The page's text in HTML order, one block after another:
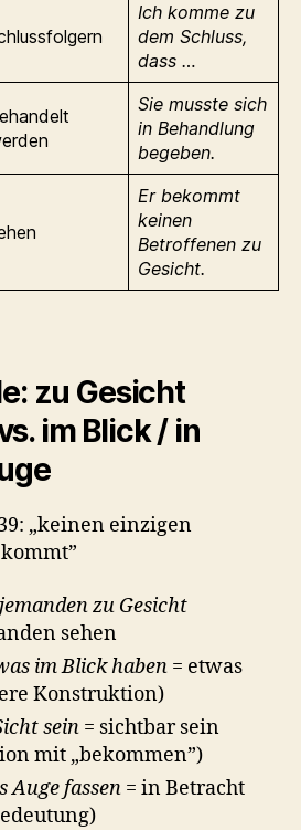
Ich komme zu
dem Schluss,
dass …
Sie musste sich
in Behandlung
begeben.
Er bekommt
keinen
Betroffenen zu
Gesicht.
zu Gesicht
im Blick / in
„keinen einzigen
jemanden zu Gesicht
sehen
im Blick haben= etwas
Konstruktion)
sein= sichtbar sein
mit „bekommen”)
Auge fassen= in Betracht